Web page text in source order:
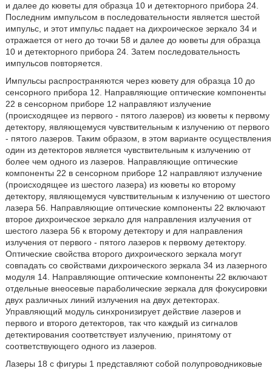
и далее до кюветы для образца 10 и детекторного прибора 24.
Последним импульсом в последовательности является шестой
импульс, и этот импульс падает на дихроическое зеркало 34 и
отражается от него до точки 58 и далее до кюветы для образца
10 и детекторного прибора 24. Затем последовательность
импульсов повторяется.
Импульсы распространяются через кювету для образца 10 до
сенсорного прибора 12. Направляющие оптические компоненты
22 в сенсорном приборе 12 направляют излучение
(происходящее из первого - пятого лазеров) из кюветы к первому
детектору, являющемуся чувствительным к излучению от первого
- пятого лазеров. Таким образом, в этом варианте осуществления
один из детекторов является чувствительным к излучению от
более чем одного из лазеров. Направляющие оптические
компоненты 22 в сенсорном приборе 12 направляют излучение
(происходящее из шестого лазера) из кюветы ко второму
детектору, являющемуся чувствительным к излучению от шестого
лазера 56. Направляющие оптические компоненты 22 включают
второе дихроическое зеркало для направления излучения от
шестого лазера 56 к второму детектору и для направления
излучения от первого - пятого лазеров к первому детектору.
Оптические свойства второго дихроического зеркала могут
совпадать со свойствами дихроического зеркала 34 из лазерного
модуля 14. Направляющие оптические компоненты 22 включают
отдельные внеосевые параболические зеркала для фокусировки
двух различных линий излучения на двух детекторах.
Управляющий модуль синхронизирует действие лазеров и
первого и второго детекторов, так что каждый из сигналов
детектирования соответствует излучению, принятому от
соответствующего одного из лазеров.
Лазеры 18 с фигуры 1 представляют собой полупроводниковые